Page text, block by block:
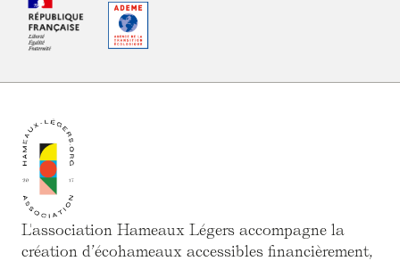
L'association Hameaux Légers accompagne la
création d’écohameaux accessibles financièrement,